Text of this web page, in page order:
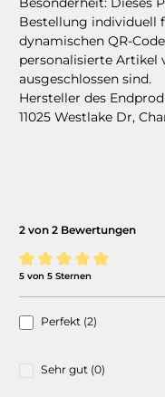
Bestellung individuell
dynamischen QR-
personalisierte Artikel
ausgeschlossen sind.
Hersteller des
11025 Westlake Dr,
2 von 2 Bewertungen
Durchschnittliche
5 von 5 Sternen
Perfekt (2)
Sehr gut (0)